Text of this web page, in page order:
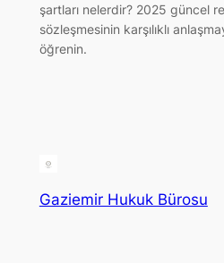
şartları nelerdir? 2025 güncel
sözleşmesinin karşılıklı
öğrenin.
Gaziemir Hukuk Bürosu